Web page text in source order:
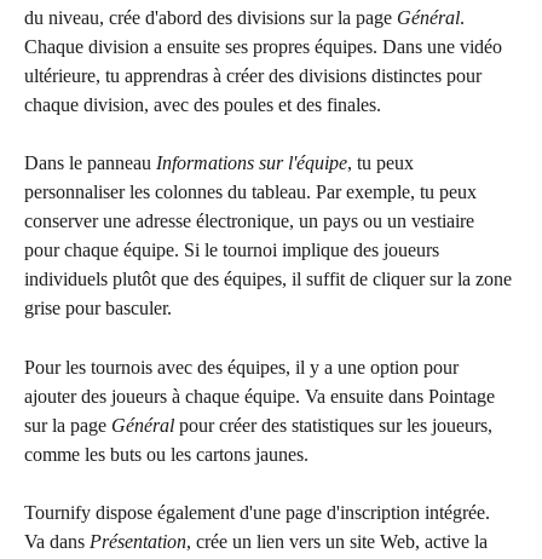
du niveau, crée d'abord des divisions sur la page Général.
Chaque division a ensuite ses propres équipes. Dans une vidéo
ultérieure, tu apprendras à créer des divisions distinctes pour
chaque division, avec des poules et des finales.
Dans le panneau Informations sur l'équipe, tu peux
personnaliser les colonnes du tableau. Par exemple, tu peux
conserver une adresse électronique, un pays ou un vestiaire
pour chaque équipe. Si le tournoi implique des joueurs
individuels plutôt que des équipes, il suffit de cliquer sur la zone
grise pour basculer.
Pour les tournois avec des équipes, il y a une option pour
ajouter des joueurs à chaque équipe. Va ensuite dans Pointage
sur la page Général pour créer des statistiques sur les joueurs,
comme les buts ou les cartons jaunes.
Tournify dispose également d'une page d'inscription intégrée.
Va dans Présentation, crée un lien vers un site Web, active la